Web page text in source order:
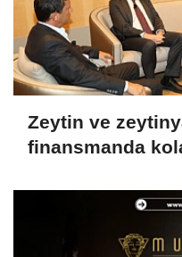
Zeytin ve
finansmanda